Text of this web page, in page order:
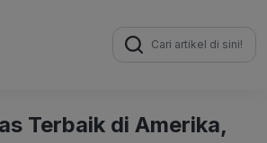
Search
for:
Terbaik di Amerika,